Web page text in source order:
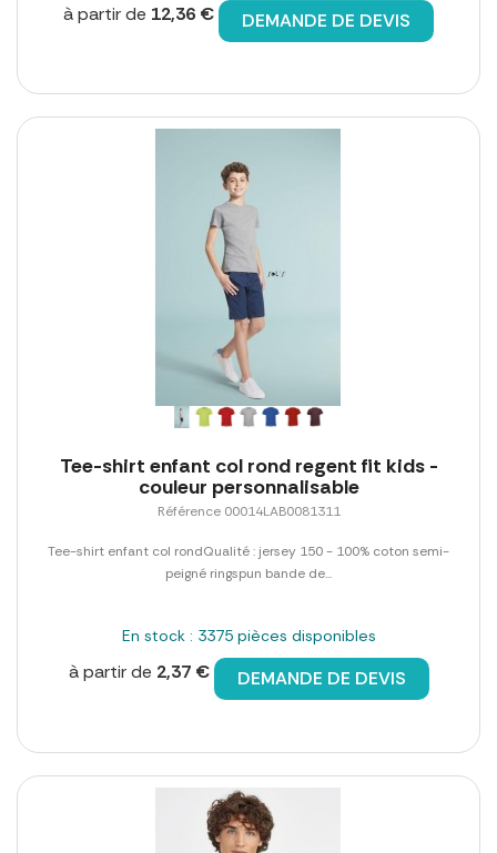
à partir de 12,36 € DEMANDE DE DEVIS
Tee-shirt enfant col rond regent fit kids -
couleur personnalisable
Référence 00014LAB0081311
Tee-shirt enfant col rondQualité : jersey 150 - 100% coton semi-
peigné ringspun bande de...
En stock : 3375 pièces disponibles
à partir de 2,37 € DEMANDE DE DEVIS